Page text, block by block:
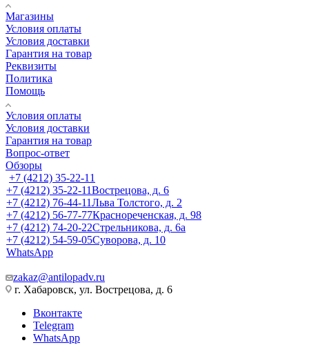
Магазины
Условия оплаты
Условия доставки
Гарантия на товар
Реквизиты
Политика
Помощь
Условия оплаты
Условия доставки
Гарантия на товар
Вопрос-ответ
Обзоры
+7 (4212) 35-22-11
+7 (4212) 35-22-11Вострецова, д. 6
+7 (4212) 76-44-11Льва Толстого, д. 2
+7 (4212) 56-77-77Краснореченская, д. 98
+7 (4212) 74-20-22Стрельникова, д. 6а
+7 (4212) 54-59-05Суворова, д. 10
WhatsApp
zakaz@antilopadv.ru
г. Хабаровск, ул. Вострецова, д. 6
Вконтакте
Telegram
WhatsApp